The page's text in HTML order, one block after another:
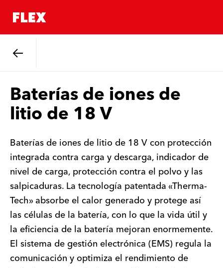
Baterías de iones de
litio de 18 V
Baterías de iones de litio de 18 V con protección
integrada contra carga y descarga, indicador de
nivel de carga, protección contra el polvo y las
salpicaduras. La tecnología patentada «Therma-
Tech» absorbe el calor generado y protege así
las células de la batería, con lo que la vida útil y
la eficiencia de la batería mejoran enormemente.
El sistema de gestión electrónica (EMS) regula la
comunicación y optimiza el rendimiento de